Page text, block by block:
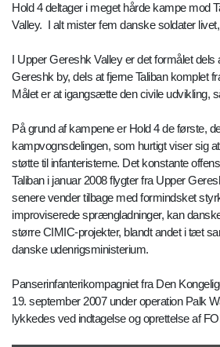
Hold 4 deltager i meget hårde kampe mod
Valley. I alt mister fem danske soldater
I Upper Gereshk Valley er det formålet
Gereshk by, dels at fjerne Taliban komplet
Målet er at igangsætte den civile udvikling,
På grund af kampene er Hold 4 de første,
kampvognsdelingen, som hurtigt viser sig
støtte til infanteristerne. Det konstante
Taliban i januar 2008 flygter fra Upper
senere vender tilbage med formindsket
improviserede sprængladninger, kan
større CIMIC-projekter, blandt andet i tæt
danske udenrigsministerium.
Panserinfanterikompagniet fra Den
19. september 2007 under operation Palk
lykkedes ved indtagelse og oprettelse af